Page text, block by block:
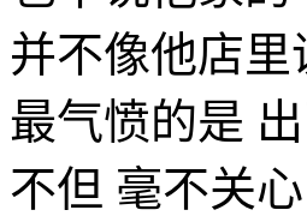
并不像他店
最气愤的是
不但 毫不关